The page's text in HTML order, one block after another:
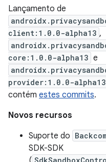
Lançamento de
client:1.0.0-alpha13 ,
core:1.0.0-alpha13 e
provider:1.0.0-alpha13
contém estes commits.
Novos recursos
Suporte do
SDK-SDK